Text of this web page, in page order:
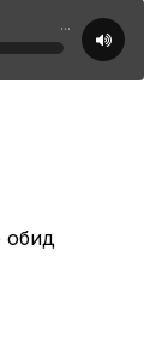
...
обид